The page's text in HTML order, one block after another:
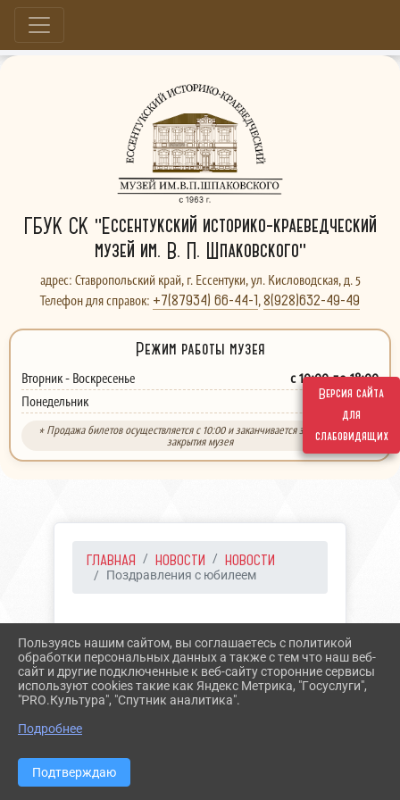
Версия сайта
для
слабовидящих
Больше, чем музей...
ГБУК СК "Ессентукский историко-краеведческий
музей им. В. П. Шпаковского"
адрес: Ставропольский край, г. Ессентуки, ул. Кисловодская, д. 5
Телефон для справок: +7(87934) 66-44-1,8(928)632-49-49
Режим работы музея
Вторник - Воскресенье с 10:00 до 18:00
Понедельник выходной
* Продажа билетов осуществляется с 10:00 и заканчивается за 30 минут до
закрытия музея
ГЛАВНАЯ НОВОСТИ НОВОСТИ
Поздравления с юбилеем
ПОЗДРАВЛЕНИЯ С
ЮБИЛЕЕМ
Пользуясь нашим сайтом, вы соглашаетесь с политикой
обработки персональных данных а также с тем что наш веб-
сайт и другие подключенные к веб-сайту сторонние сервисы
используют cookies такие как Яндекс Метрика, "Госуслуги",
"PRO.Культура", "Спутник аналитика".
Подробнее
Подтверждаю